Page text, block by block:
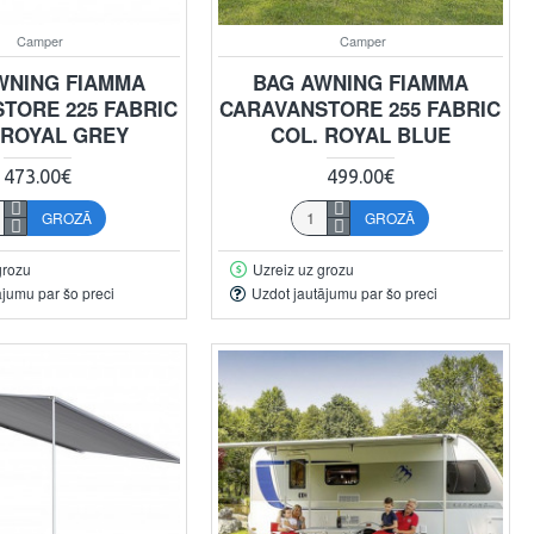
Camper
FIAMMA
225 FABRIC
GREY
473.00€
GROZĀ
par šo preci
Camper
BAG AWNING FIAMMA
CARAVANSTORE 255 FABRIC
COL. ROYAL BLUE
499.00€
GROZĀ
Uzreiz uz grozu
Uzdot jautājumu par šo preci